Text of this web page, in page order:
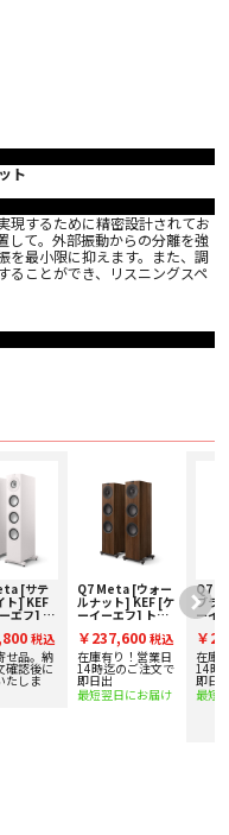
ト
現するために精密設計されてお
して。外部振動からの分離を強
を最小限に抑えます。また、調
ることができ、リスニングスペ
[サテ
ト] KEF
エフ] ト
] 下取り
アップ
税込
せ品。納
確認後に
たしま
Q7 Meta [ウォー
ルナット] KEF [ケ
ーイーエフ] トー
ー [ペア] 下取り査
定額20%アップ実
施中！
￥237,600 税込
在庫有り！営業日
14時迄のご注文で
即日出
最短翌日にお届け
Q7
ブラ
ーイ
ー [
定額
施中
￥
在庫
14時
即日
最短